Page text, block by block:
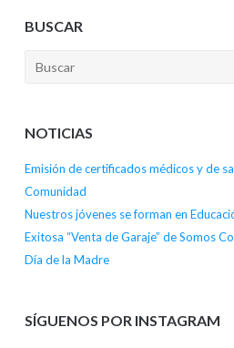
BUSCAR
NOTICIAS
Emisión de certificados médicos y de
Comunidad
Nuestros jóvenes se forman en
Exitosa “Venta de Garaje” de Somos
Día de la Madre
SÍGUENOS POR INSTAGRAM